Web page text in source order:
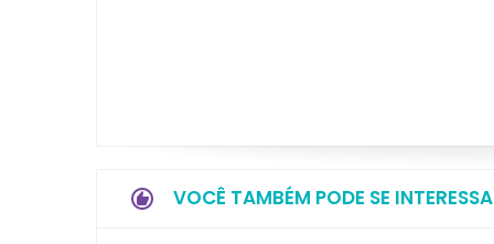
VOCÊ TAMBÉM PODE SE